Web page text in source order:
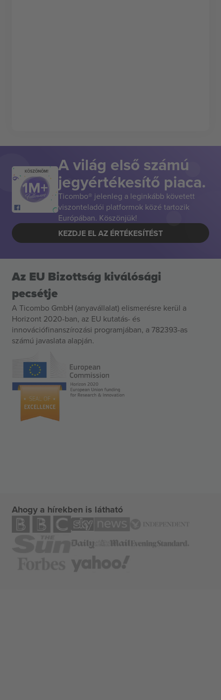
KÖSZÖNÖM! A világ első számú
jegyértékesítő piaca.
Ticombo® jelenleg a leginkább követett
viszonteladói platformok közé tartozik
Európában. Köszönjük!
KEZDJE EL AZ ÉRTÉKESÍTÉST
Az EU Bizottság kiválósági
pecsétje
A Ticombo GmbH (anyavállalat) elismerésre kerül a
Horizont 2020-ban, az EU kutatás- és
innovációfinanszírozási programjában, a 782393-as
számú javaslata alapján.
Ahogy a hírekben is látható